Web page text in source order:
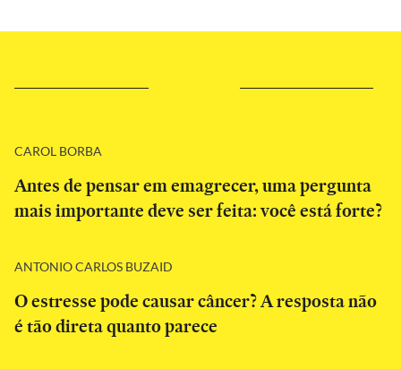
CAROL BORBA
Antes de pensar em emagrecer, uma pergunta
mais importante deve ser feita: você está forte?
ANTONIO CARLOS BUZAID
O estresse pode causar câncer? A resposta não
é tão direta quanto parece